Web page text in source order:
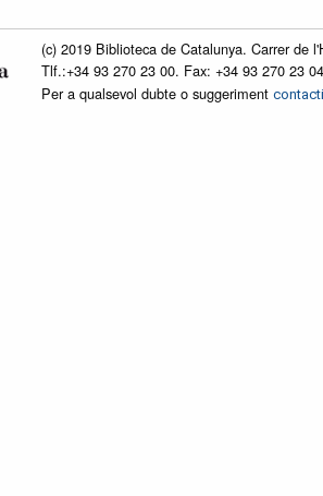
(c) 2019 Biblioteca de Catalunya. Carrer de
Tlf.:+34 93 270 23 00. Fax: +34 93 270 23
Per a qualsevol dubte o suggeriment